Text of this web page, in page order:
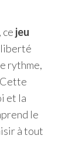
, ce jeu
liberté
rythme,
et la
le
à tout